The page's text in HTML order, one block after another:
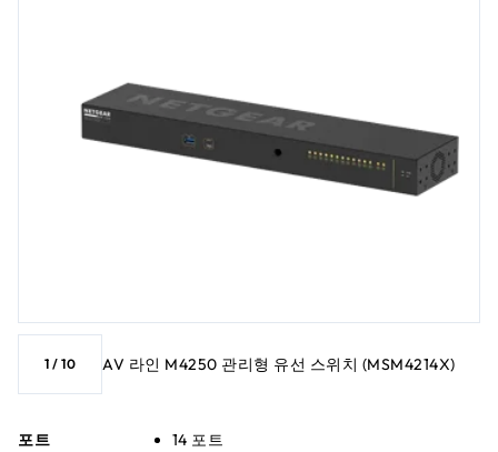
1 / 10 AV 라인 M4250 관리형 유선 스위치 (MSM4214X)
포트 14 포트